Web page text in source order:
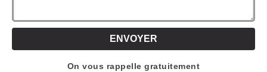
On vous rappelle gratuitement